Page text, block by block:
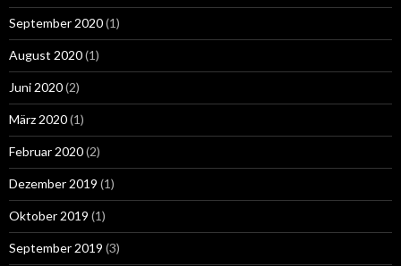
September 2020(1)
August 2020(1)
Juni 2020(2)
März 2020(1)
Februar 2020(2)
Dezember 2019 (1)
Oktober 2019 (1)
September 2019 (3)